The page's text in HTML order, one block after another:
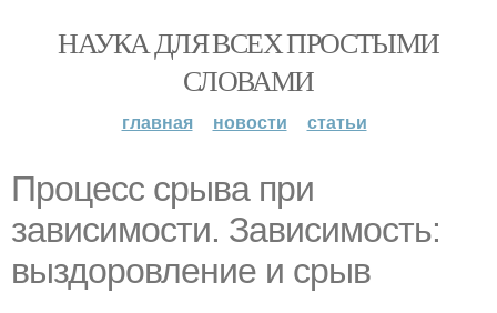
НАУКА ДЛЯ ВСЕХ ПРОСТЫМИ
СЛОВАМИ
главная новости статьи
Процесс срыва при
зависимости. Зависимость:
выздоровление и срыв